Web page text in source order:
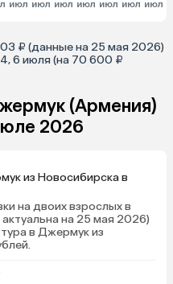
июл июл июл июл июл июл июл
₽ (данные на 25 мая 2026)
6 июля (на 70 600 ₽
(Армения)
2026
из Новосибирска в
на двоих взрослых в
на 25 мая 2026)
в Джермук из